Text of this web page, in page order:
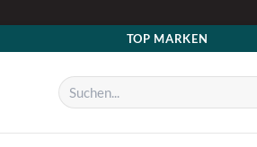
TOP MARKEN
Suchen
nach: